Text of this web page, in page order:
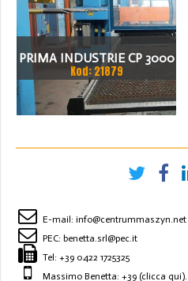
PRIMA INDUSTRIE CP 3000
LASER
Kod: 21879
E-mail: info@centrummaszyn.net
PEC: benetta.srl@pec.it
Tel: +39 0422 1725325
Massimo Benetta: +39 (clicca qui).